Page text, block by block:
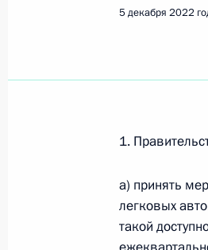
Перечень
Посещение
Перечень
5 декабря 2022
1.
а) принять
легковых
такой